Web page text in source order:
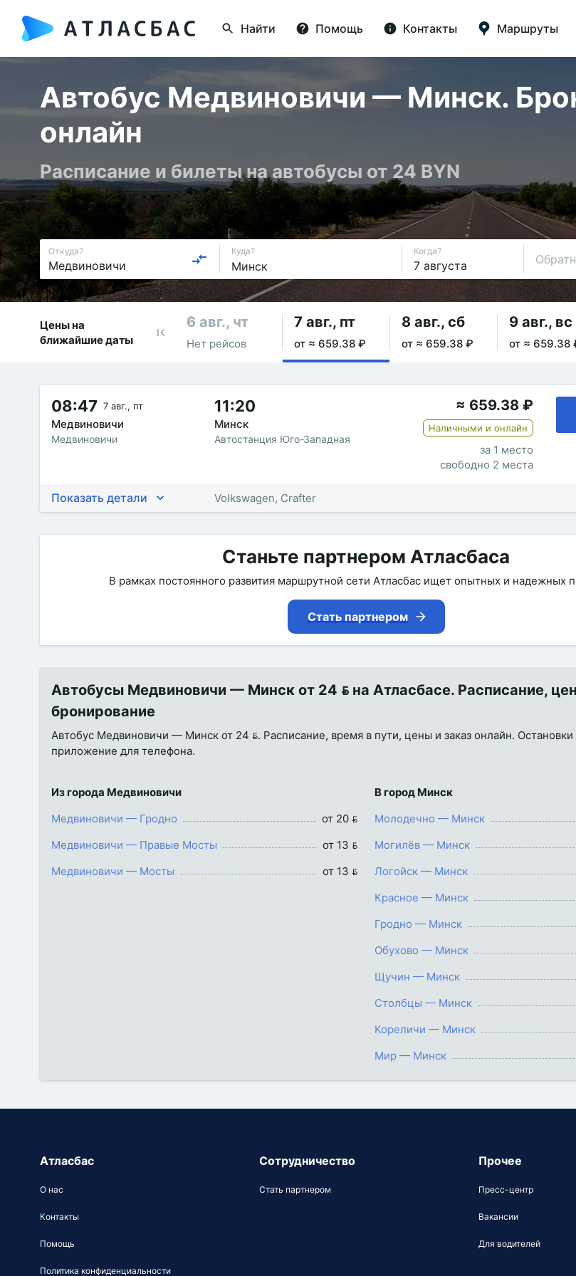
Найти Помощь Контакты Маршруты
Автобус Медвиновичи — Минск.
онлайн
Расписание и билеты на автобусы от 24 BYN
Откуда? Куда? Когда?
Цены на
ближайшие даты
6 авг., чт
Нет рейсов
7 авг., пт
от ≈ 659.38 ₽
8 авг., сб
от ≈ 659.38 ₽
9 авг., вс
от ≈ 659.38
08:47 7 авг., пт
Медвиновичи
Медвиновичи
11:20
Минск
Автостанция Юго-Западная
≈ 659.38 ₽
Наличными и онлайн
за 1 место
свободно 2 места
Показать детали Volkswagen, Crafter
Станьте партнером Атласбаса
В рамках постоянного развития маршрутной сети Атласбас ищет опытных и надежных
Стать партнером
Автобусы Медвиновичи — Минск от 24  на Атласбасе. Расписание,
бронирование
Автобус Медвиновичи — Минск от 24 . Расписание, время в пути, цены и заказ онлайн. Остановки
приложение для телефона.
Из города Медвиновичи
Медвиновичи — Гродно
от 20 
Медвиновичи — Правые Мосты
от 13 
Медвиновичи — Мосты
от 13 
В город Минск
Молодечно — Минск
Могилёв — Минск
Логойск — Минск
Красное — Минск
Гродно — Минск
Обухово — Минск
Щучин — Минск
Столбцы — Минск
Кореличи — Минск
Мир — Минск
Атласбас
О нас
Контакты
Помощь
Политика конфиденциальности
Сотрудничество
Стать партнером
Прочее
Пресс-центр
Вакансии
Для водителей